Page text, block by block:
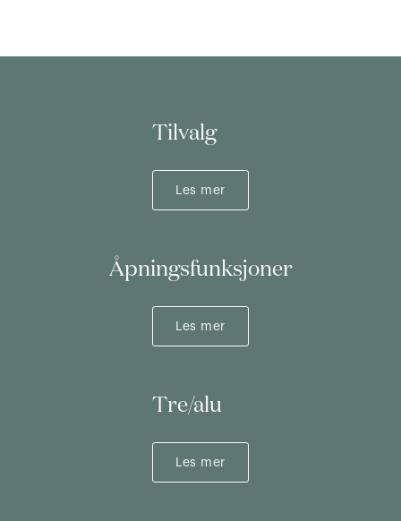
Tilvalg
Les mer
Åpningsfunksjoner
Les mer
Tre/alu
Les mer